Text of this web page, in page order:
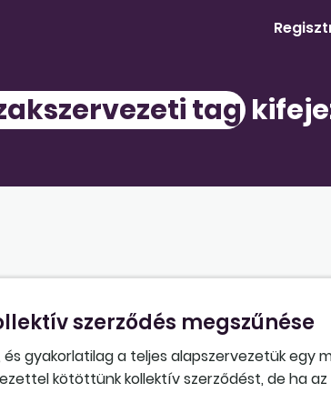
tag
szerződés megszűnése
gyakorlatilag a teljes alapszervezetük egy
kötöttünk kollektív szerződést, de ha az
lesz meg a 10%-os létszámarányuk – az új